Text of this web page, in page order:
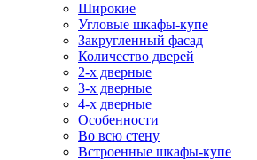
Широкие
Угловые шкафы-купе
Закругленный фасад
Количество дверей
2-х дверные
3-х дверные
4-х дверные
Особенности
Во всю стену
Встроенные шкафы-купе